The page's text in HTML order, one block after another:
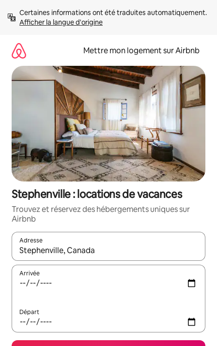
directement
Afficher la langue d'origine
Mettre mon logement sur Airbnb
Stephenville : locations de vacances
Trouvez et réservez des hébergements uniques sur
Airbnb
Adresse
Lorsque les résultats s'affichent, utilisez les flèches vers le
Arrivée
Départ